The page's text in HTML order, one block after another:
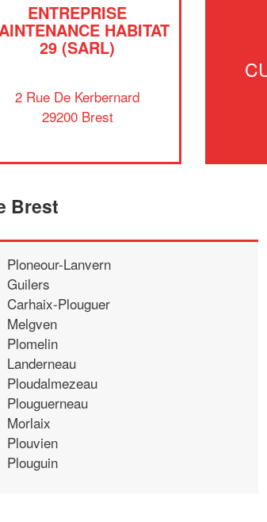
ENTREPRISE
HABITAT
29 (SARL)
2 Rue De Kerbernard
29200 Brest
Brest
Ploneour-Lanvern
Guilers
Carhaix-Plouguer
Melgven
Plomelin
Landerneau
Ploudalmezeau
Plouguerneau
Morlaix
Plouvien
Plouguin